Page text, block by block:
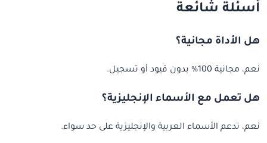
أسئلة شائعة
هل الأداة مجانية؟
نعم، مجانية 100% بدون قيود أو تسجيل.
هل تعمل مع الأسماء الإنجليزية؟
نعم، تدعم الأسماء العربية والإنجليزية على حد سواء.